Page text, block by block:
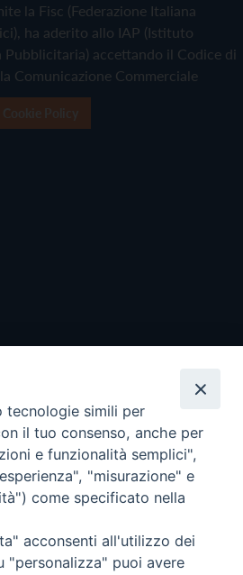
la Fisc (Federazione Italiana
ha aderito allo IAP (Istituto
accettando il Codice di
Comunicazione Commerciale
- Tutti i diritti riservati - Vita
tecnologie simili per
il tuo consenso, anche per
e funzionalità semplici",
"misurazione" e
come specificato nella
acconsenti all'utilizzo dei
"personalizza" puoi avere